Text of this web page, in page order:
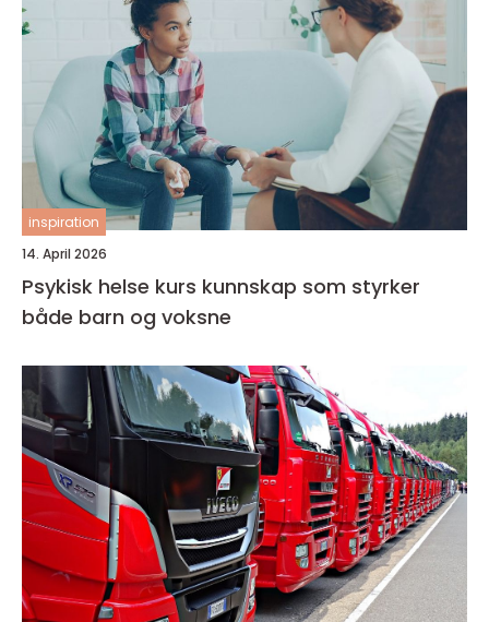
inspiration
14. April 2026
Psykisk helse kurs kunnskap som styrker
både barn og voksne